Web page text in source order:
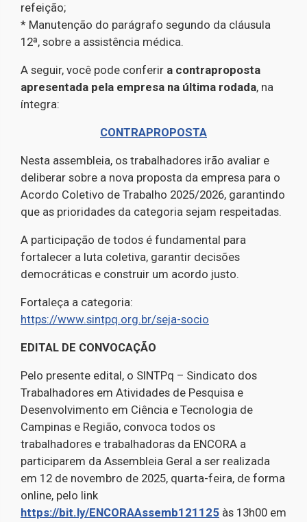
refeição;
* Manutenção do parágrafo segundo da cláusula
12ª, sobre a assistência médica.
A seguir, você pode conferir a contraproposta
apresentada pela empresa na última rodada, na
íntegra:
CONTRAPROPOSTA
Nesta assembleia, os trabalhadores irão avaliar e
deliberar sobre a nova proposta da empresa para o
Acordo Coletivo de Trabalho 2025/2026, garantindo
que as prioridades da categoria sejam respeitadas.
A participação de todos é fundamental para
fortalecer a luta coletiva, garantir decisões
democráticas e construir um acordo justo.
Fortaleça a categoria:
https://www.sintpq.org.br/seja-socio
EDITAL DE CONVOCAÇÃO
Pelo presente edital, o SINTPq – Sindicato dos
Trabalhadores em Atividades de Pesquisa e
Desenvolvimento em Ciência e Tecnologia de
Campinas e Região, convoca todos os
trabalhadores e trabalhadoras da ENCORA a
participarem da Assembleia Geral a ser realizada
em 12 de novembro de 2025, quarta-feira, de forma
online, pelo link
https://bit.ly/ENCORAAssemb121125 às 13h00 em